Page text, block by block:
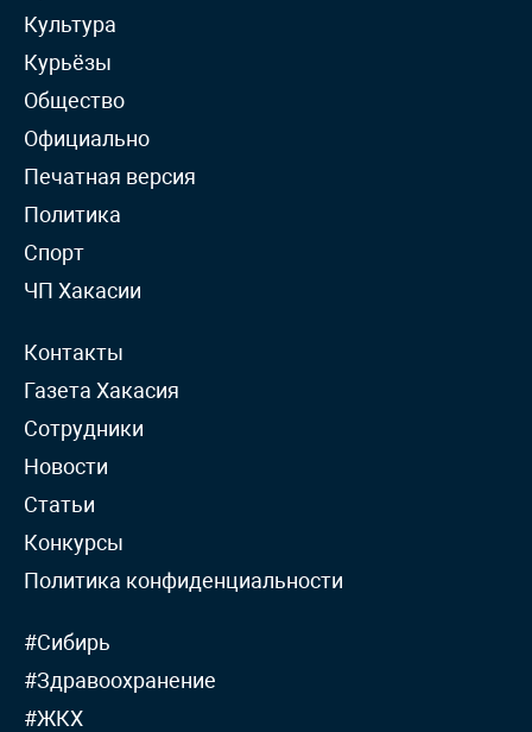
Культура
Курьёзы
Общество
Официально
Печатная версия
Политика
Спорт
ЧП Хакасии
Контакты
Газета Хакасия
Сотрудники
Новости
Статьи
Конкурсы
Политика конфиденциальности
#Сибирь
#Здравоохранение
#ЖКХ